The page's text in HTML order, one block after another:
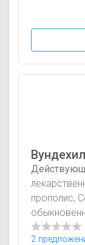
Вундехил
прополис,
2